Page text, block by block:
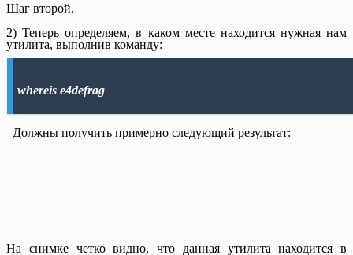
Шаг второй.
2) Теперь определяем, в каком месте находится нужная нам
утилита, выполнив команду:
whereis e4defrag
Должны получить примерно следующий результат:
На снимке четко видно, что данная утилита находится в